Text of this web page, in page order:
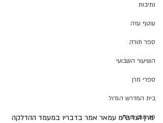
נתיבות
עוטף עזה
ספר תורה
השיעור השבועי
ספרי מרן
בית המדרש הגדול
חג מתן תורה
מרן הגרש”מ עמאר אמר בדבריו במעמד ההדלקה